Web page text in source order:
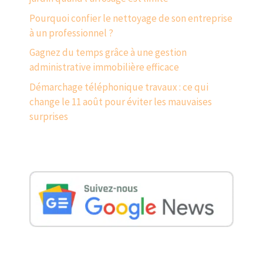
Pourquoi confier le nettoyage de son entreprise
à un professionnel ?
Gagnez du temps grâce à une gestion
administrative immobilière efficace
Démarchage téléphonique travaux : ce qui
change le 11 août pour éviter les mauvaises
surprises